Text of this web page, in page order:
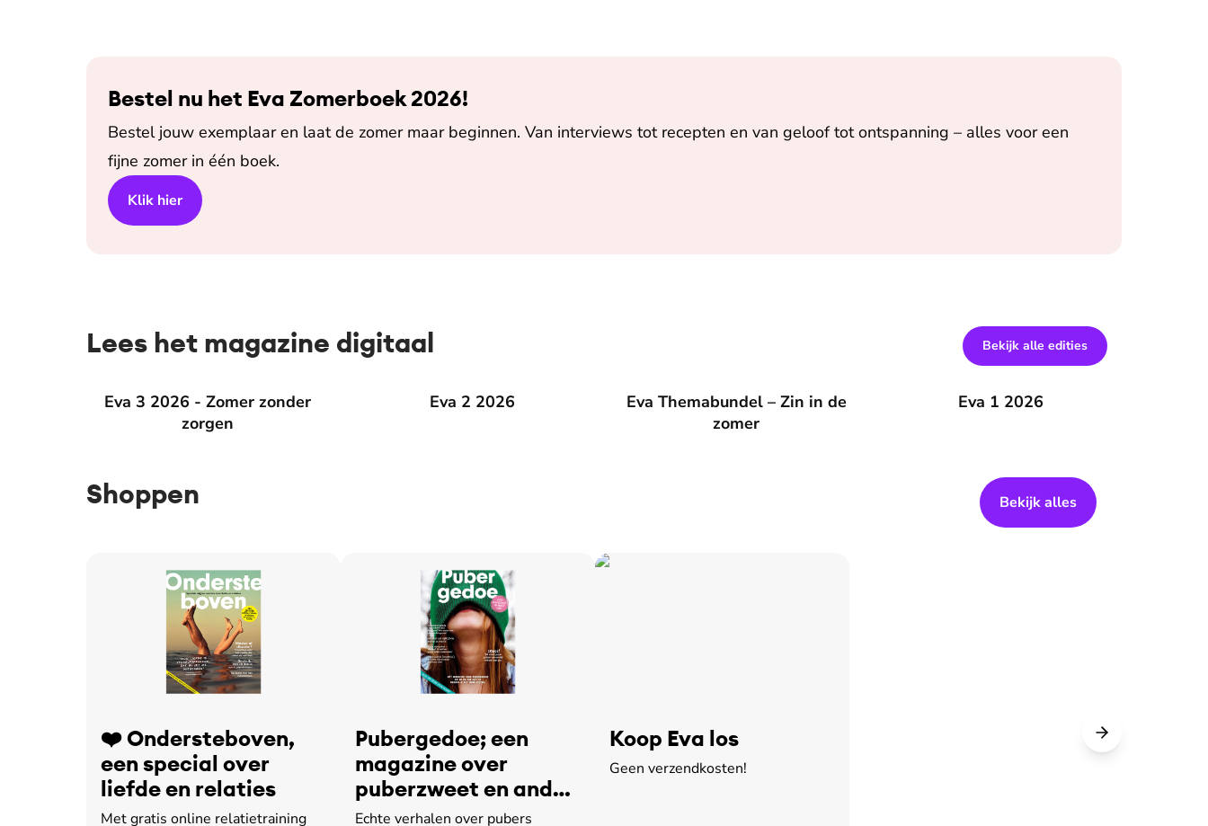
Bestel nu het Eva Zomerboek 2026!
Bestel jouw exemplaar en laat de zomer maar beginnen. Van interviews tot recepten en van geloof tot ontspanning – alles voor een
fijne zomer in één boek.
Klik hier
Lees het magazine digitaal Bekijk alle edities
Eva 3 2026 - Zomer zonder
zorgen
Eva 3 2026 - Zomer zonder zorgen Eva 2 2026
Eva Themabundel – Zin in de
zomer
Eva Themabundel – Zin in de zomer Eva 1 2026
Shoppen Bekijk alles
❤️ Ondersteboven,
een special over
liefde en relaties
Met gratis online relatietraining
Pubergedoe; een
magazine over
puberzweet en ander
leed
Echte verhalen over pubers
Koop Eva los
Geen verzendkosten!